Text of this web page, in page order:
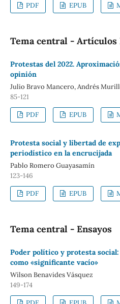
PDF EPUB
Tema central -
Protestas del 2022.
opinión
Julio Bravo Mancero, Andrés
85-121
PDF EPUB
Protesta social y libertad de
periodístico en la encrucijada
Pablo Romero Guayasamín
123-146
PDF EPUB
Tema central - Ensayos
Poder político y protesta
como «significante vacío»
Wilson Benavides Vásquez
149-174